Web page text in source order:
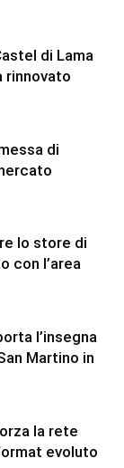
di Lama
rinnovato
di
lo store di
con l’area
l’insegna
Martino in
la rete
evoluto